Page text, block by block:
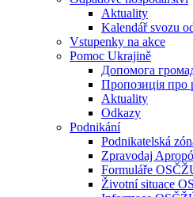
Aktuality
Kalendář svozu
Vstupenky na akce
Pomoc Ukrajině
Допомога
Пропозиція про
Aktuality
Odkazy
Podnikání
Podnikatelská
Zpravodaj Apropó
Formuláře
Životní situace